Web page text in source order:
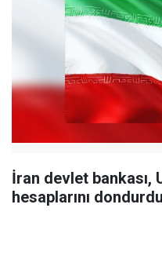
İran devlet bankası,
hesaplarını dondurdu